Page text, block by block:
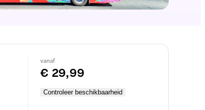
vanaf
€ 29,99
Controleer beschikbaarheid